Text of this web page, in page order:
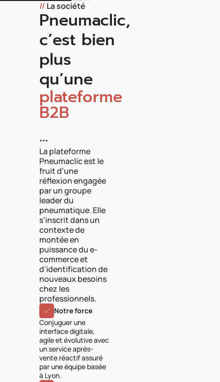
// La société
Pneumaclic,
c’est bien
plus
qu’une
plateforme
B2B
...
La plateforme
Pneumaclic est le
fruit d’une
réflexion engagée
par un groupe
leader du
pneumatique. Elle
s’inscrit dans un
contexte de
montée en
puissance du e-
commerce et
d’identification de
nouveaux besoins
chez les
professionnels.
Notre force
Conjuguer une
interface digitale,
agile et évolutive avec
un service après-
vente réactif assuré
par une équipe basée
à Lyon.